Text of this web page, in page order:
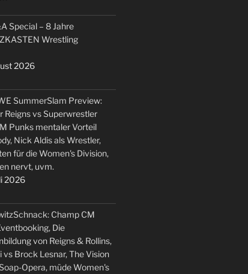
Special – 8 Jahre
Wrestling
2026
SummerSlam Preview:
Reigns vs Superwrestler
Punks mentaler Vorteil
Nick Aldis als Wrestler,
für die Women's Division,
nervt, uvm.
2026
Champ CM
Die
von Reigns & Rollins,
vs Brock Lesnar, The Vision
Opera, müde Women's